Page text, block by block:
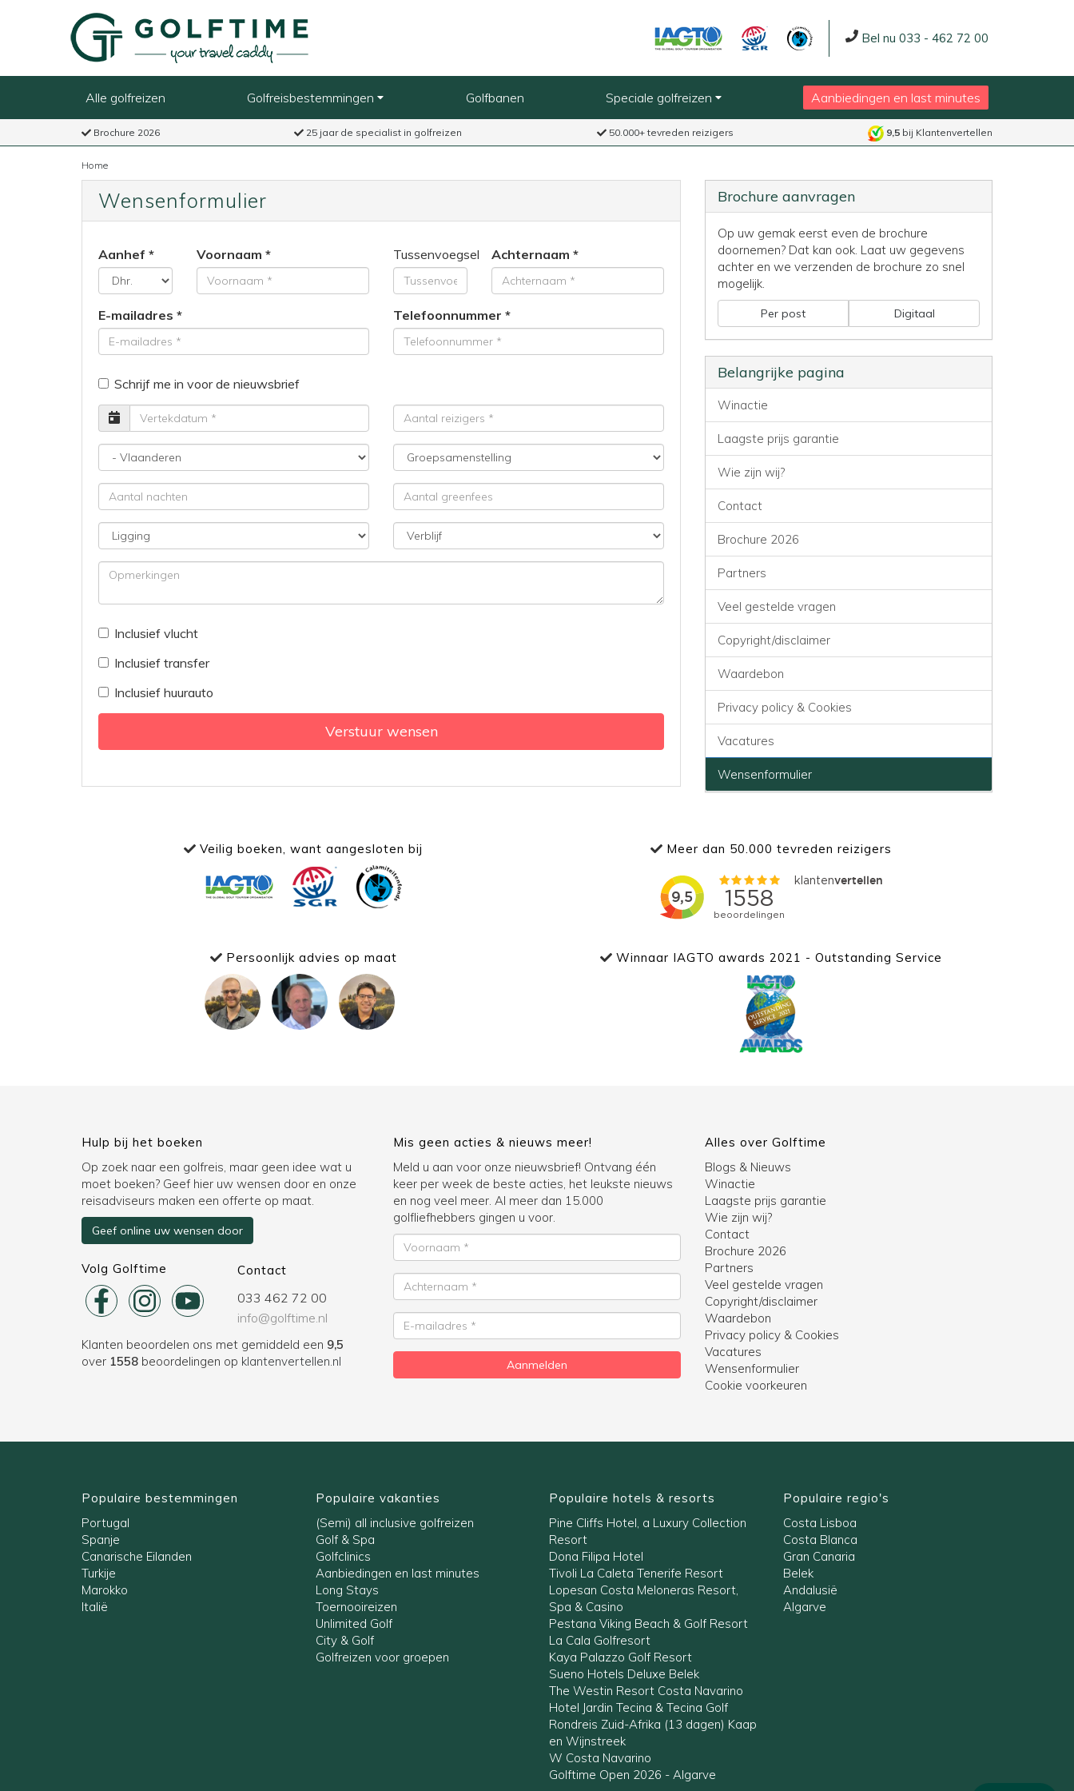
Bel nu 033 - 462 72 00
Alle golfreizen Golfreisbestemmingen Golfbanen Speciale golfreizen Aanbiedingen en last minutes
Brochure 2026 25 jaar de specialist in golfreizen 50.000+ tevreden reizigers 9,5bij Klantenvertellen
Home
Wensenformulier
Aanhef Voornaam Tussenvoegsel Achternaam
E-mailadres Telefoonnummer
Schrijf me in voor de nieuwsbrief
Vertrekdatum
Aantal
reizigers
Bestemming
Groepsamenstelling
Aantal
nachten
Aantal
greenfees
Ligging
Verblijf
Opmerkingen
Inclusief vlucht
Inclusief transfer
Inclusief huurauto
Verstuur wensen
Brochure aanvragen
Op uw gemak eerst even de brochure
doornemen? Dat kan ook. Laat uw gegevens
achter en we verzenden de brochure zo snel
mogelijk.
Per post Digitaal
Belangrijke pagina
Winactie
Laagste prijs garantie
Wie zijn wij?
Contact
Brochure 2026
Partners
Veel gestelde vragen
Copyright/disclaimer
Waardebon
Privacy policy & Cookies
Vacatures
Wensenformulier
Veilig boeken, want aangesloten bij Meer dan 50.000 tevreden reizigers
Persoonlijk advies op maat Winnaar IAGTO awards 2021 - Outstanding Service
Hulp bij het boeken
Op zoek naar een golfreis, maar geen idee wat u
moet boeken? Geef hier uw wensen door en onze
reisadviseurs maken een offerte op maat.
Geef online uw wensen door
Volg Golftime Contact
033 462 72 00
info@golftime.nl
Klanten beoordelen ons met gemiddeld een 9,5
over 1558 beoordelingen op klantenvertellen.nl
Mis geen acties & nieuws meer!
Meld u aan voor onze nieuwsbrief! Ontvang één
keer per week de beste acties, het leukste nieuws
en nog veel meer. Al meer dan 15.000
golfliefhebbers gingen u voor.
Voornaam
Achternaam
E-
mailadres
Aanmelden
Alles over Golftime
Blogs & Nieuws
Winactie
Laagste prijs garantie
Wie zijn wij?
Contact
Brochure 2026
Partners
Veel gestelde vragen
Copyright/disclaimer
Waardebon
Privacy policy & Cookies
Vacatures
Wensenformulier
Cookie voorkeuren
Populaire bestemmingen
Portugal
Spanje
Canarische Eilanden
Turkije
Marokko
Italië
Populaire vakanties
(Semi) all inclusive golfreizen
Golf & Spa
Golfclinics
Aanbiedingen en last minutes
Long Stays
Toernooireizen
Unlimited Golf
City & Golf
Golfreizen voor groepen
Populaire hotels & resorts
Pine Cliffs Hotel, a Luxury Collection
Resort
Dona Filipa Hotel
Tivoli La Caleta Tenerife Resort
Lopesan Costa Meloneras Resort,
Spa & Casino
Pestana Viking Beach & Golf Resort
La Cala Golfresort
Kaya Palazzo Golf Resort
Sueno Hotels Deluxe Belek
The Westin Resort Costa Navarino
Hotel Jardin Tecina & Tecina Golf
Rondreis Zuid-Afrika (13 dagen) Kaap
en Wijnstreek
W Costa Navarino
Golftime Open 2026 - Algarve
Populaire regio's
Costa Lisboa
Costa Blanca
Gran Canaria
Belek
Andalusië
Algarve